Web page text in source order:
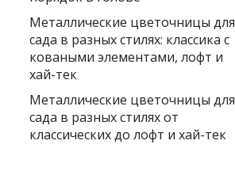
Металлические цветочницы для
сада в разных стилях: классика с
коваными элементами, лофт и
хай-тек
Металлические цветочницы для
сада в разных стилях от
классических до лофт и хай-тек